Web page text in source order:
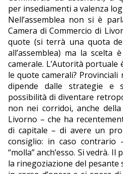
per insediamenti a valenza
Nell’assemblea non si è
Camera di Commercio di
quote (si terrà una quota
all’assemblea) ma la scelta
camerale. L’Autorità portuale
le quote camerali?
dipende dalle strategie e
possibilità di diventare
non nei corridoi, anche
Livorno – che ha
di capitale – di avere un
consiglio: in caso
“molla” anch’esso. Si vedrà.
la rinegoziazione del pesante